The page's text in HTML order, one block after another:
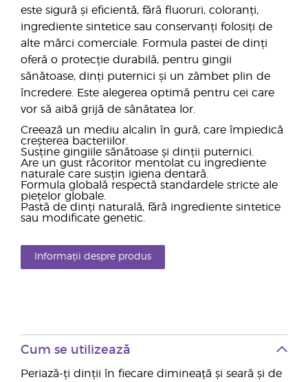
este sigură și eficientă, fără fluoruri, coloranți,
ingrediente sintetice sau conservanți folosiți de
alte mărci comerciale. Formula pastei de dinți
oferă o protecție durabilă, pentru gingii
sănătoase, dinți puternici și un zâmbet plin de
încredere. Este alegerea optimă pentru cei care
vor să aibă grijă de sănătatea lor.
Creează un mediu alcalin în gură, care împiedică
creșterea bacteriilor.
Susține gingiile sănătoase și dinții puternici.
Are un gust răcoritor mentolat cu ingrediente
naturale care susțin igiena dentară.
Formula globală respectă standardele stricte ale
piețelor globale.
Pastă de dinți naturală, fără ingrediente sintetice
sau modificate genetic.
Informații despre produs
Cum se utilizează
Periază-ți dinții în fiecare dimineață și seară și de